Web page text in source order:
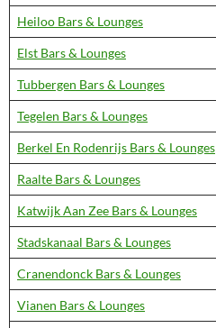
Heiloo Bars & Lounges
Elst Bars & Lounges
Tubbergen Bars & Lounges
Tegelen Bars & Lounges
Berkel En Rodenrijs Bars & Lounges
Raalte Bars & Lounges
Katwijk Aan Zee Bars & Lounges
Stadskanaal Bars & Lounges
Cranendonck Bars & Lounges
Vianen Bars & Lounges